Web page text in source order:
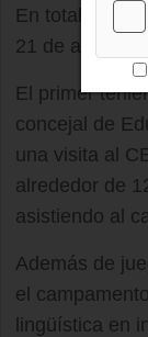
En total la
21 de abril.
El primer
concejal de
una visita al
alrededor de
asistiendo al
Además de
el
lingüística en